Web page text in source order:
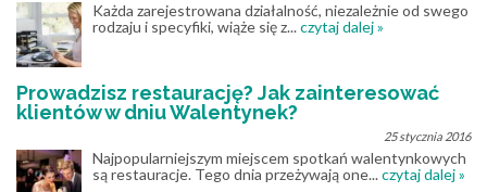
Każda zarejestrowana działalność, niezależnie od swego
rodzaju i specyfiki, wiąże się z...czytaj dalej »
Prowadzisz restaurację? Jak zainteresować
klientów w dniu Walentynek?
25 stycznia 2016
Najpopularniejszym miejscem spotkań walentynkowych
są restauracje. Tego dnia przeżywają one...czytaj dalej »